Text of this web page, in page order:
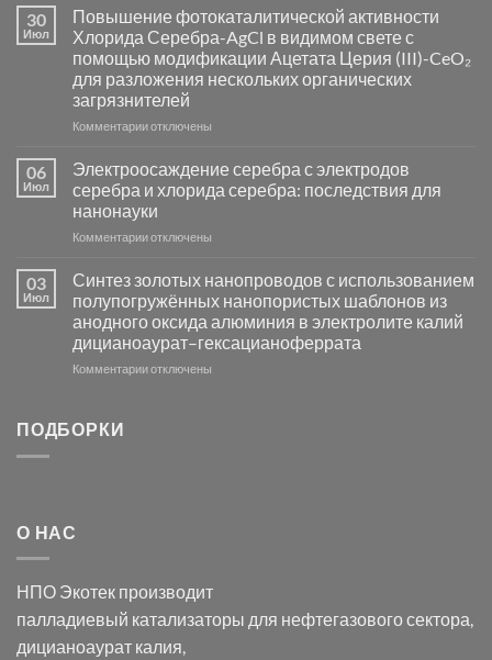
Пламенный
синтез
катализаторов
и
сенсоров
на
основе
группы
30
Июл
Повышение фотокаталитической активности
Хлорида Серебра-AgCl в видимом свете с
помощью модификации Ацетата Церия (III)-CeO₂
для разложения нескольких органических
загрязнителей
Комментариик
фотокаталитической
активности
Хлорида
Серебра-
в
видимом
свете
с
помощью
модификации
отключены
06
Июл
Электроосаждение серебра с электродов
серебра и хлорида серебра: последствия для
нанонауки
Комментариик
серебра
с
электродов
серебра
и
отключены
03
Июл
Синтез золотых нанопроводов с использованием
полупогружённых нанопористых шаблонов из
анодного оксида алюминия в электролите калий
дицианоаурат–гексацианоферрата
Комментариик
оксида
в
электролите
отключены
ПОДБОРКИ
О НАС
НПО Экотек производит
палладиевый катализаторы для нефтегазового сектора,
дицианоаурат калия,